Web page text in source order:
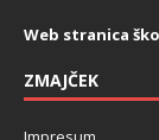
Web stranica
ZMAJČEK